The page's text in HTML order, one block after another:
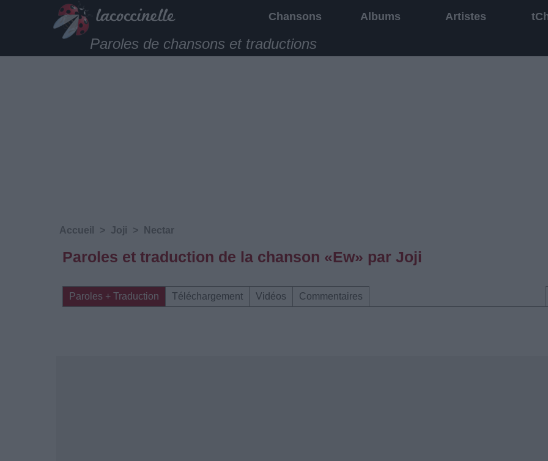
Chansons Albums Artistes
Paroles de chansons et traductions
Accueil > Joji > Nectar
Paroles et traduction de la chanson «Ew» par Joji
Paroles + Traduction Téléchargement Vidéos Commentaires